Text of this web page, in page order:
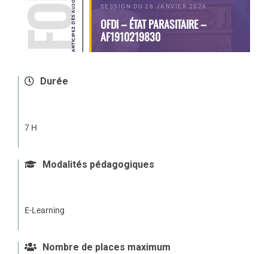
SESSION DU 26 JANVIER 2026
OFDI – ÉTAT PARASITAIRE –
AF1910219830
Durée
7 H
Modalités pédagogiques
E-Learning
Nombre de places maximum